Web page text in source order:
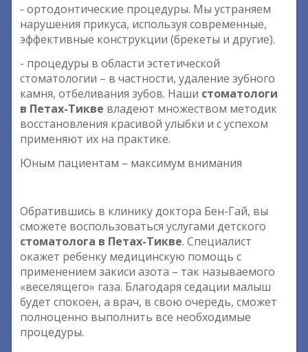
- ортодонтические процедуры. Мы устраняем
нарушения прикуса, используя современные,
эффективные конструкции (брекеты и другие).
- процедуры в области эстетической
стоматологии – в частности, удаление зубного
камня, отбеливания зубов. Наши стоматологи
в Петах-Тикве владеют множеством методик
восстановления красивой улыбки и с успехом
применяют их на практике.
Юным пациентам – максимум внимания
Обратившись в клинику доктора Бен-Гай, вы
сможете воспользоваться услугами детского
стоматолога в Петах-Тикве. Специалист
окажет ребенку медицинскую помощь с
применением закиси азота – так называемого
«веселящего» газа. Благодаря седации малыш
будет спокоен, а врач, в свою очередь, сможет
полноценно выполнить все необходимые
процедуры.